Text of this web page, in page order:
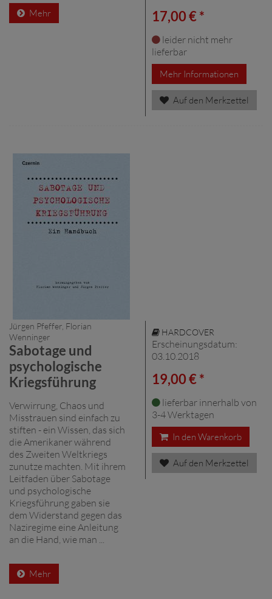
Mehr 17,00 € *
leider nicht mehr
lieferbar
Mehr Informationen
Auf den Merkzettel
Jürgen Pfeffer, Florian
Wenninger
Sabotage und
psychologische
Kriegsführung
Verwirrung, Chaos und
Misstrauen sind einfach zu
stiften - ein Wissen, das sich
die Amerikaner während
des Zweiten Weltkriegs
zunutze machten. Mit ihrem
Leitfaden über Sabotage
und psychologische
Kriegsführung gaben sie
dem Widerstand gegen das
Naziregime eine Anleitung
an die Hand, wie man ...
Mehr
HARDCOVER
Erscheinungsdatum:
03.10.2018
19,00 € *
lieferbar innerhalb von
3-4 Werktagen
In den Warenkorb
Auf den Merkzettel